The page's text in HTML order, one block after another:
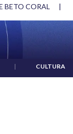
BETO CORAL |
| CULTURA